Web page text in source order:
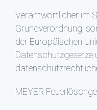
Verantwortlicher im
Grundverordnung,
der Europäischen
Datenschutzgesetze
MEYER